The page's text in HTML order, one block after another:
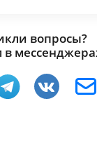
вопросы?